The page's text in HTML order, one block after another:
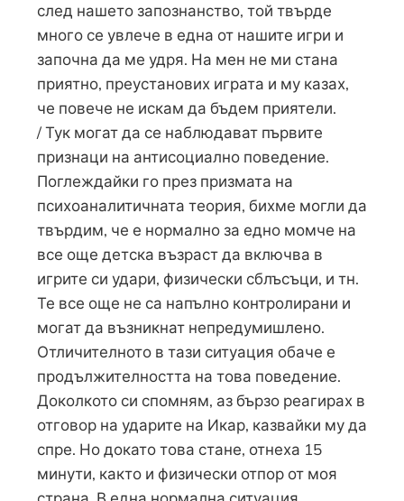
след нашето запознанство, той твърде
много се увлече в една от нашите игри и
започна да ме удря. На мен не ми стана
приятно, преустанових играта и му казах,
че повече не искам да бъдем приятели.
/ Тук могат да се наблюдават първите
признаци на антисоциално поведение.
Поглеждайки го през призмата на
психоаналитичната теория, бихме могли да
твърдим, че е нормално за едно момче на
все още детска възраст да включва в
игрите си удари, физически сблъсъци, и тн.
Те все още не са напълно контролирани и
могат да възникнат непредумишлено.
Отличителното в тази ситуация обаче е
продължителността на това поведение.
Доколкото си спомням, аз бързо реагирах в
отговор на ударите на Икар, казвайки му да
спре. Но докато това стане, отнеха 15
минути, както и физически отпор от моя